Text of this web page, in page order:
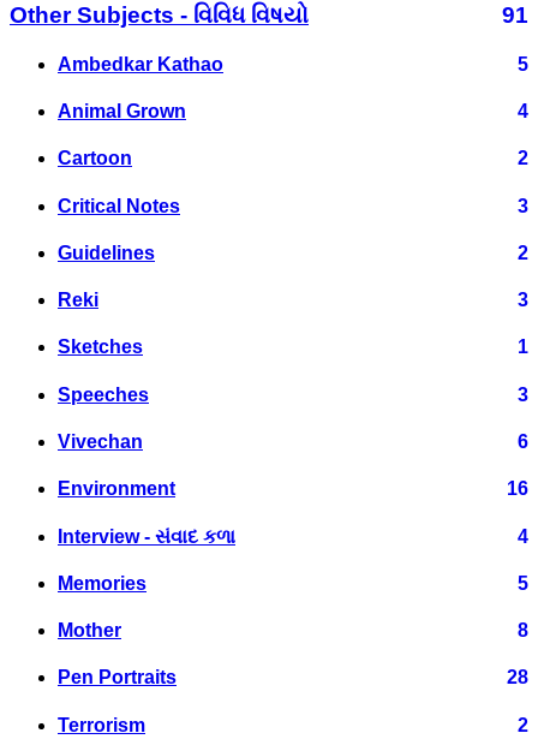
Other Subjects - વિવિધ વિષયો
91
Ambedkar Kathao 5
Animal Grown 4
Cartoon 2
Critical Notes 3
Guidelines 2
Reki 3
Sketches 1
Speeches 3
Vivechan 6
Environment 16
Interview - સંવાદ કળા 4
Memories 5
Mother 8
Pen Portraits 28
Terrorism 2